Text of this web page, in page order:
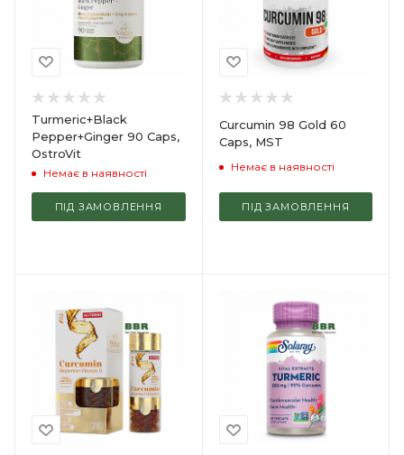
Turmeric+Black
Pepper+Ginger 90 Caps,
OstroVit
Немає в наявності
ПІД ЗАМОВЛЕННЯ
Curcumin 98 Gold 60
Caps, MST
Немає в наявності
ПІД ЗАМОВЛЕННЯ